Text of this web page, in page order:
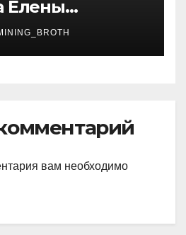
Елены
— биография,
интересные
вам необходимо